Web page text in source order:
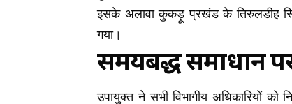
इसके अलावा कुकड़ू प्रखंड के तिरुलडीह
गया।
समयबद्ध समाधान
उपायुक्त ने सभी विभागीय अधिकारियों को